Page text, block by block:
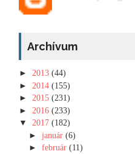
Archívum
► 2013 (44)
► 2014 (155)
► 2015 (231)
► 2016 (233)
▼ 2017 (182)
►január(6)
►február(11)